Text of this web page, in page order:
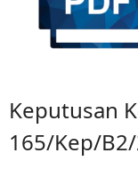
Keputusan
165/Kep/